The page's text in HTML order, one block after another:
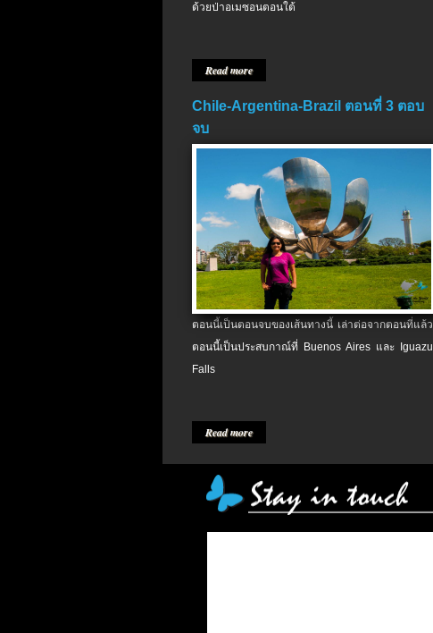
ด้วยป่าอเมซอนตอนใต้
Read more
Chile-Argentina-Brazil ตอนที่ 3 ตอบ
จบ
ตอนนี้เป็นตอนจบของเส้นทางนี้ เล่าต่อจากตอนที่แล้ว
ตอนนี้เป็นประสบกาณ์ที่ Buenos Aires และ Iguazu
Falls
Read more